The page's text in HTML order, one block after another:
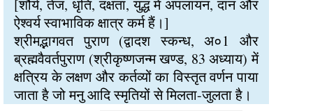
[शौर्य, तेज, धृति, दक्षता, युद्ध में अपलायन, दान और
ऐश्वर्य स्वाभाविक क्षात्र कर्म हैं।]
श्रीमद्भागवत पुराण (द्वादश स्कन्ध, अ०1 और
ब्रह्मवैवर्तपुराण (श्रीकृष्णजन्म खण्ड, 83 अध्याय) में
क्षत्रिय के लक्षण और कर्तव्यों का विस्तृत वर्णन पाया
जाता है जो मनु आदि स्मृतियों से मिलता-जुलता है।